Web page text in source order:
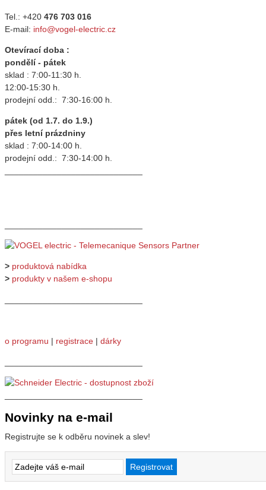
Tel.: +420 476 703 016
E-mail: info@vogel-electric.cz
Otevírací doba :
pondělí - pátek
sklad : 7:00-11:30 h.
12:00-15:30 h.
prodejní odd.: 7:30-16:00 h.
pátek (od 1.7. do 1.9.)
přes letní prázdniny
sklad : 7:00-14:00 h.
prodejní odd.: 7:30-14:00 h.
> produktová nabídka
> produkty v našem e-shopu
o programu | registrace | dárky
Novinky na e-mail
Registrujte se k odběru novinek a slev!